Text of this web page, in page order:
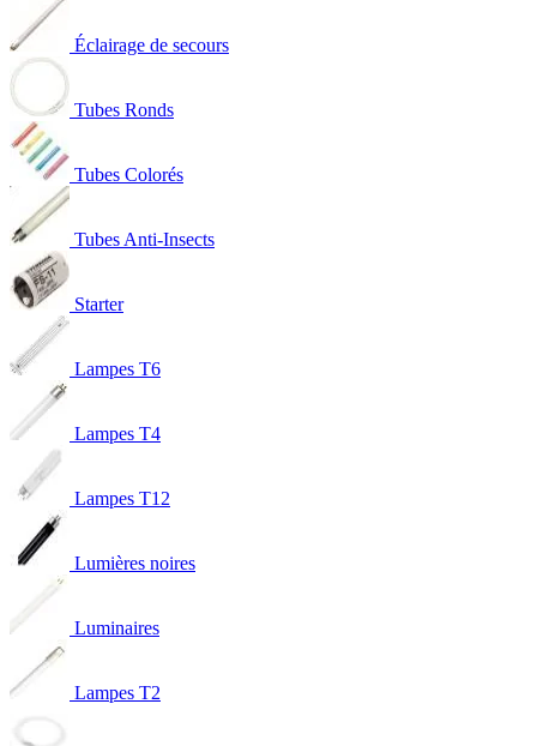
Éclairage de secours
Tubes Ronds
Tubes Colorés
Tubes Anti-Insects
Starter
Lampes T6
Lampes T4
Lampes T12
Lumières noires
Luminaires
Lampes T2